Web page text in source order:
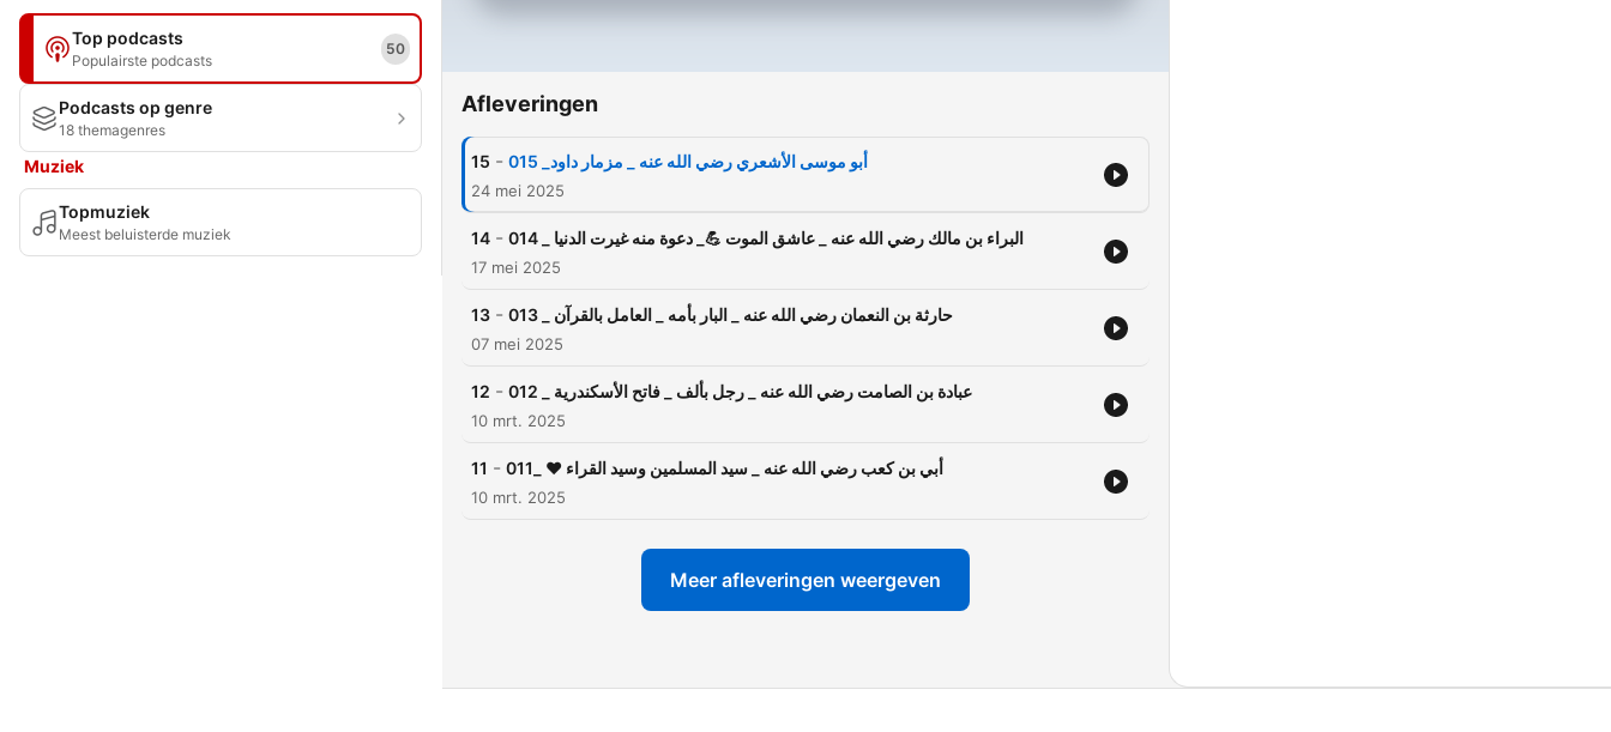
Top podcasts
Populairste podcasts
50
Podcasts op genre
18 themagenres
Muziek
Topmuziek
Meest beluisterde muziek
Afleveringen
15 - أبو موسى الأشعري رضي الله عنه _ مزمار داود_ 015
24 mei 2025
14 - البراء بن مالك رضي الله عنه _ عاشق الموت 💪_ دعوة منه غيرت الدنيا _ 014
17 mei 2025
13 - حارثة بن النعمان رضي الله عنه _ البار بأمه _ العامل بالقرآن _ 013
07 mei 2025
12 - عبادة بن الصامت رضي الله عنه _ رجل بألف _ فاتح الأسكندرية _ 012
10 mrt. 2025
11 - أبي بن كعب رضي الله عنه _ سيد المسلمين وسيد القراء ❤️ _011
10 mrt. 2025
Meer afleveringen weergeven